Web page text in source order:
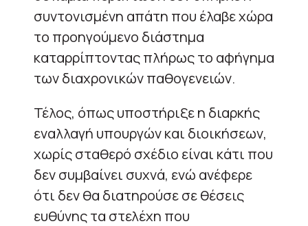
συντονισμένη απάτη που έλαβε χώρα
το προηγούμενο διάστημα
καταρρίπτοντας πλήρως το αφήγημα
των διαχρονικών παθογενειών.
Τέλος, όπως υποστήριξε η διαρκής
εναλλαγή υπουργών και διοικήσεων,
χωρίς σταθερό σχέδιο είναι κάτι που
δεν συμβαίνει συχνά, ενώ ανέφερε
ότι δεν θα διατηρούσε σε θέσεις
ευθύνης τα στελέχη που